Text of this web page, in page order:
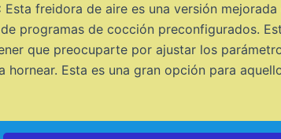
Esta freidora de aire es una versión
programas de cocción preconfigurados.
que preocuparte por ajustar los
hornear. Esta es una gran opción para